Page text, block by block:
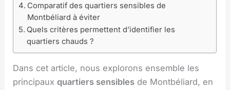
Comparatif des quartiers sensibles de
Montbéliard à éviter
Quels critères permettent d’identifier les
quartiers chauds ?
Dans cet article, nous explorons ensemble les
principauxquartiers sensibles de Montbéliard, en